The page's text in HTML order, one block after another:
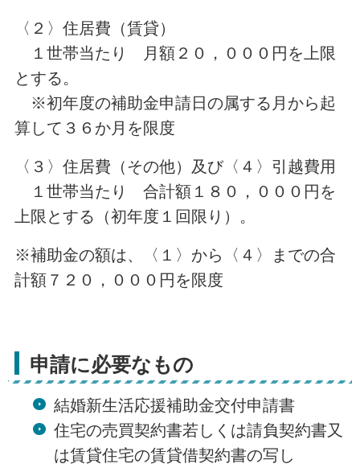
〈２〉住居費（賃貸）
１世帯当たり 月額２０，０００円を上限
とする。
※初年度の補助金申請日の属する月から起
算して３６か月を限度
〈３〉住居費（その他）及び〈４〉引越費用
１世帯当たり 合計額１８０，０００円を
上限とする（初年度１回限り）。
※補助金の額は、〈１〉から〈４〉までの合
計額７２０，０００円を限度
申請に必要なもの
結婚新生活応援補助金交付申請書
住宅の売買契約書若しくは請負契約書又
は賃貸住宅の賃貸借契約書の写し